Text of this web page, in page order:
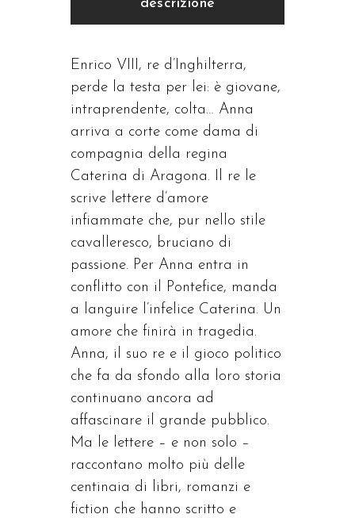
descrizione
Enrico VIII, re d’Inghilterra,
perde la testa per lei: è giovane,
intraprendente, colta… Anna
arriva a corte come dama di
compagnia della regina
Caterina di Aragona. Il re le
scrive lettere d’amore
infiammate che, pur nello stile
cavalleresco, bruciano di
passione. Per Anna entra in
conflitto con il Pontefice, manda
a languire l’infelice Caterina. Un
amore che finirà in tragedia.
Anna, il suo re e il gioco politico
che fa da sfondo alla loro storia
continuano ancora ad
affascinare il grande pubblico.
Ma le lettere – e non solo –
raccontano molto più delle
centinaia di libri, romanzi e
fiction che hanno scritto e